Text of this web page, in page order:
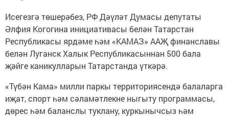
Исегезгә төшерәбез, РФ Дәүләт Думасы депутаты
Әлфия Когогина инициативасы белән Татарстан
Республикасы ярдәме һәм «КАМАЗ» ААҖ финанславы
белән Луганск Халык Республикасыннан 500 бала
җәйге каникулларын Татарстанда үткәрә.
«Түбән Кама» милли паркы территориясендә балаларга
иҗат, спорт һәм сәламәтлекне ныгыту программасы,
дөрес һәм баланслы туклану, куркынычсыз һәм